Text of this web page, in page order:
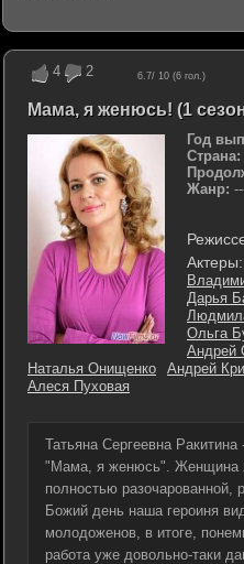
4 2 6.7/ 10 (6 гол.)
Мама, я женюсь! (1
Год
Страна:
Жанр:
Актеры:
Дарья
Ольга
Андрей
Наталья Онищенко
Андрей
Алеся Пуховая
Татьяна Сергеевна
"Мама, я женюсь". Женщина
полностью разочарованной,
Божий день наша героиня
молодоженов, в итоге,
работа уже довольно-таки